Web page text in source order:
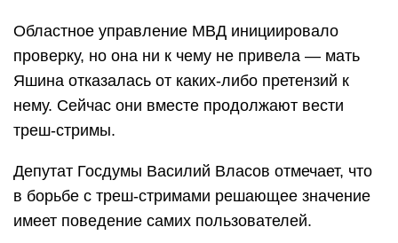
Областное управление МВД инициировало
проверку, но она ни к чему не привела — мать
Яшина отказалась от каких-либо претензий к
нему. Сейчас они вместе продолжают вести
треш-стримы.
Депутат Госдумы Василий Власов отмечает, что
в борьбе с треш-стримами решающее значение
имеет поведение самих пользователей.